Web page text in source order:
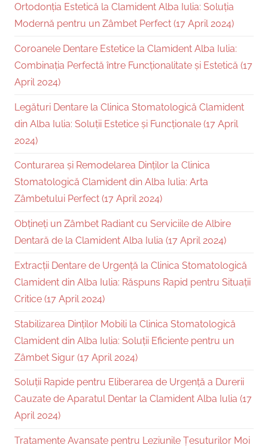
Ortodonția Estetică la Clamident Alba Iulia: Soluția
Modernă pentru un Zâmbet Perfect (17 April 2024)
Coroanele Dentare Estetice la Clamident Alba Iulia:
Combinația Perfectă între Funcționalitate și Estetică (17
April 2024)
Legături Dentare la Clinica Stomatologică Clamident
din Alba Iulia: Soluții Estetice și Funcționale (17 April
2024)
Conturarea și Remodelarea Dinților la Clinica
Stomatologică Clamident din Alba Iulia: Arta
Zâmbetului Perfect (17 April 2024)
Obțineți un Zâmbet Radiant cu Serviciile de Albire
Dentară de la Clamident Alba Iulia (17 April 2024)
Extracții Dentare de Urgență la Clinica Stomatologică
Clamident din Alba Iulia: Răspuns Rapid pentru Situații
Critice (17 April 2024)
Stabilizarea Dinților Mobili la Clinica Stomatologică
Clamident din Alba Iulia: Soluții Eficiente pentru un
Zâmbet Sigur (17 April 2024)
Soluții Rapide pentru Eliberarea de Urgență a Durerii
Cauzate de Aparatul Dentar la Clamident Alba Iulia (17
April 2024)
Tratamente Avansate pentru Leziunile Țesuturilor Moi